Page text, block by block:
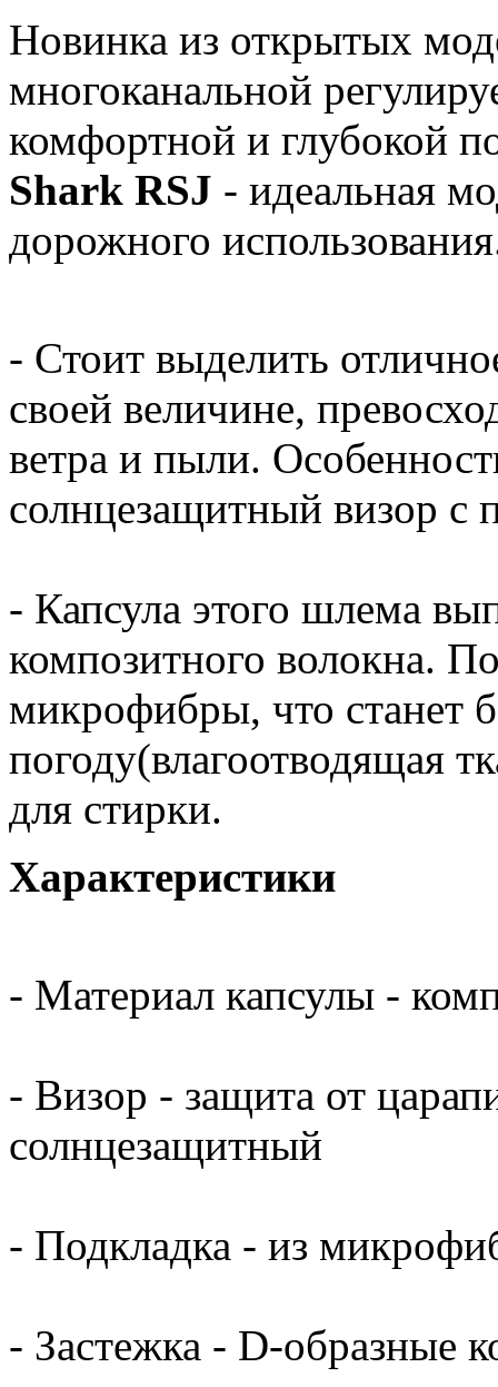
Новинка из открытых
многоканальной
комфортной и глубокой
Shark RSJ - идеальная
дорожного
- Стоит выделить
своей величине,
ветра и пыли.
солнцезащитный визор с
- Капсула этого шлема
композитного волокна.
микрофибры, что
погоду(влагоотводящая
для стирки.
Характеристики
- Материал капсулы -
- Визор - защита от
солнцезащитный
- Подкладка - из
- Застежка - D-образные